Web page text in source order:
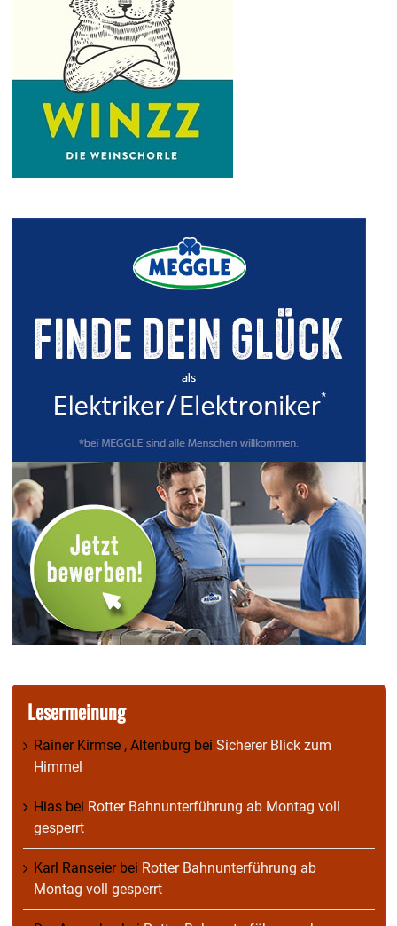
Lesermeinung
Rainer Kirmse , Altenburg bei Sicherer Blick zum
Himmel
Hias bei Rotter Bahnunterführung ab Montag voll
gesperrt
Karl Ranseierbei Rotter Bahnunterführung ab
Montag voll gesperrt